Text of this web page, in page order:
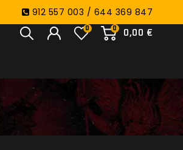
912 557 003 / 644 369 847
0
0,00 €
0